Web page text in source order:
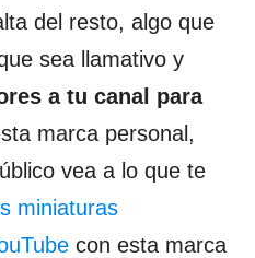
del resto, algo que
sea llamativo y
a tu canal para
marca personal,
vea a lo que te
miniaturas
con esta marca